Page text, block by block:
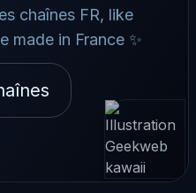
chaînes FR, like
made in France ✨